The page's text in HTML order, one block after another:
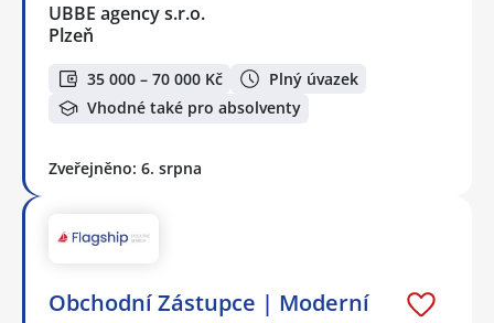
UBBE agency s.r.o.
Plzeň
35 000 – 70 000 Kč
Plný úvazek
Vhodné také pro absolventy
Zveřejněno: 6. srpna
Obchodní Zástupce | Moderní